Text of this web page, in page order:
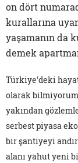
on dört
kurallarına
yaşamanın da
demek
Türkiye'deki
olarak
yakından
serbest piyasa
bir şantiyeyi
alanı yahut yeni